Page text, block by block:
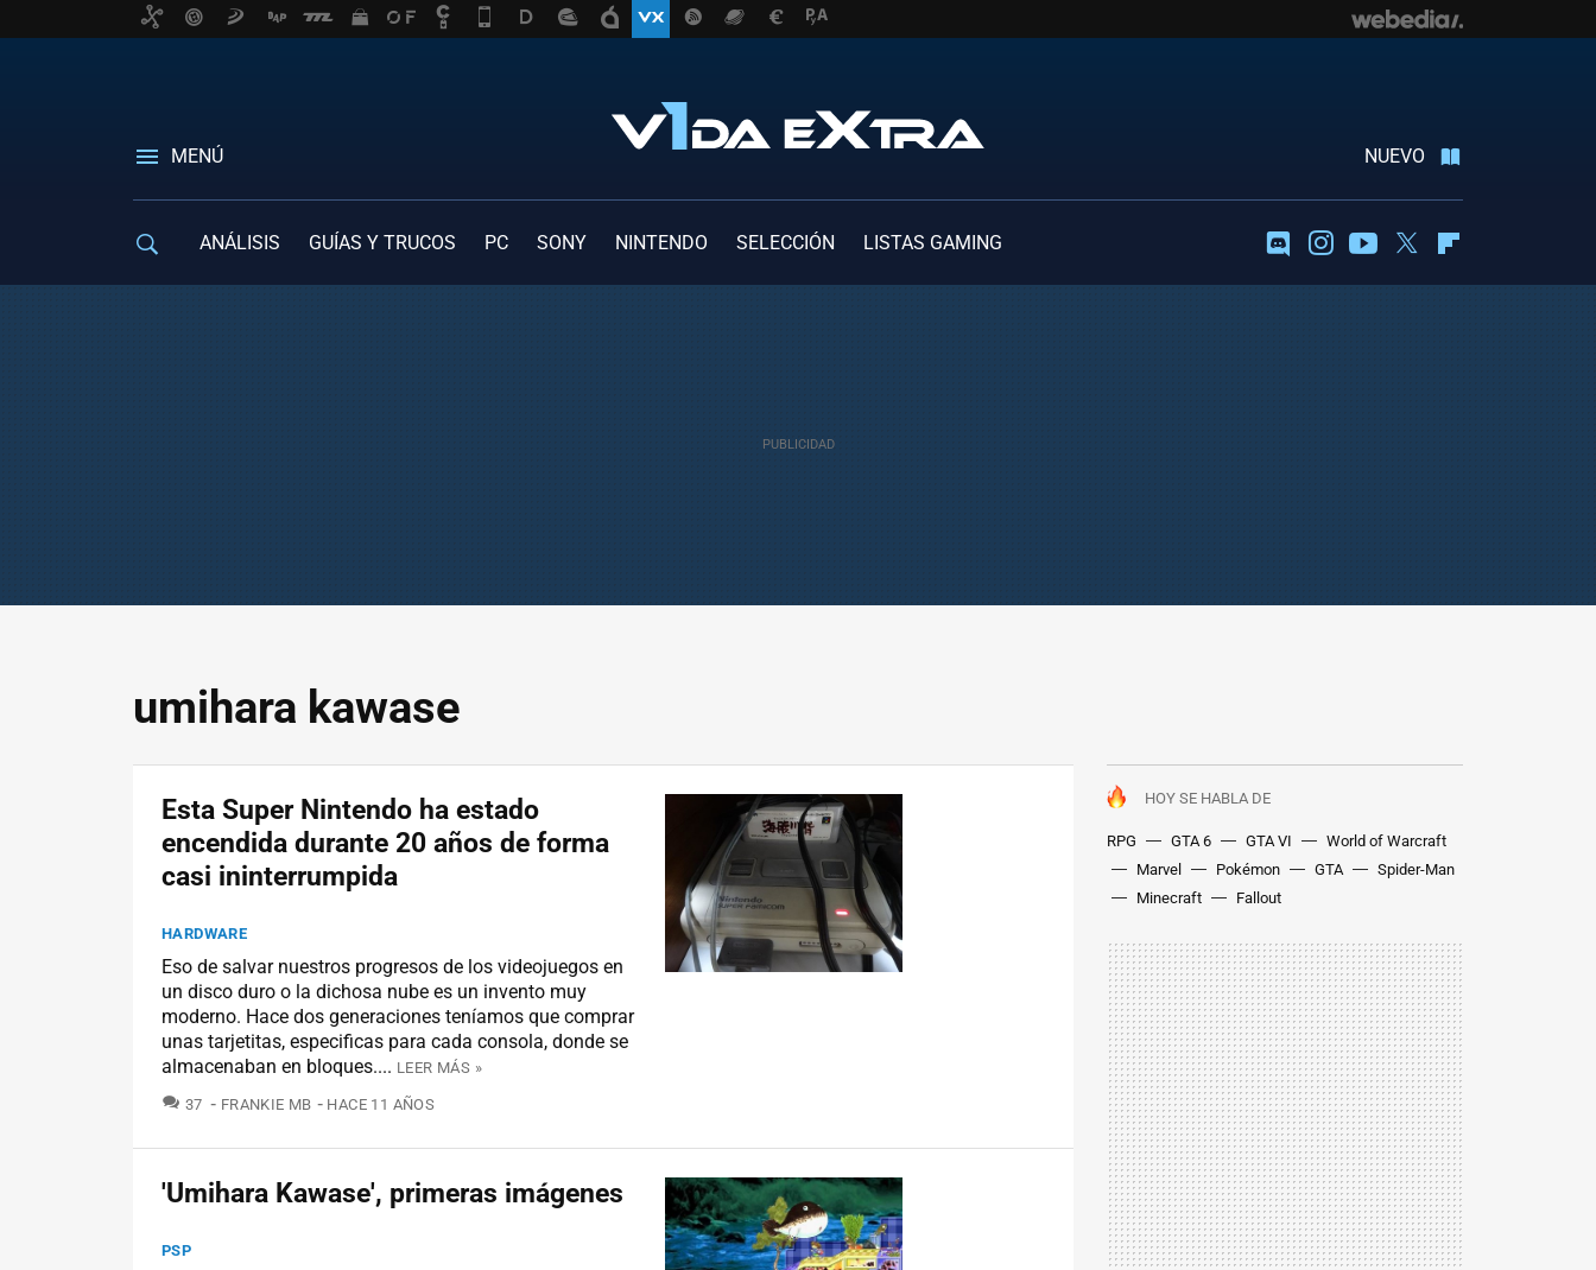
MENÚ NUEVO
ANÁLISIS GUÍAS Y TRUCOS PC SONY NINTENDO SELECCIÓN LISTAS GAMING DiscordInstagramYoutubeTwitter
umihara kawase
HOY SE HABLA DE
RPG GTA 6 GTA VI
World of Warcraft
Marvel
Pokémon GTA
Spider-Man
Minecraft
Fallout
Esta Super Nintendo ha estado
encendida durante 20 años de forma
casi ininterrumpida
HARDWARE
Eso de salvar nuestros progresos de los videojuegos en
un disco duro o la dichosa nube es un invento muy
moderno. Hace dos generaciones teníamos que comprar
unas tarjetitas, especificas para cada consola, donde se
almacenaban en bloques.... LEER MÁS »
37 COMENTARIOS
FRANKIE MB HACE 11 AÑOS
'Umihara Kawase', primeras imágenes
PSP